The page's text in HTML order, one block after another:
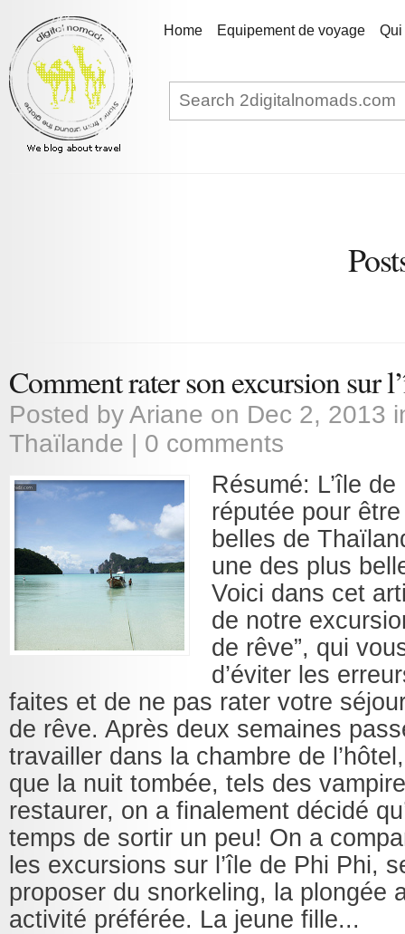
Home Equipement de voyage Qui
Comment rater son excursion sur
Posted byAriane on Dec 2, 2013
Thaïlande | 0 comments
Résumé: L’île
réputée pour
belles de
une des plus
Voici dans cet
de notre
de rêve”, qui
d’éviter les
faites et de ne pas rater votre
de rêve. Après deux semaines
travailler dans la chambre de
que la nuit tombée, tels des
restaurer, on a finalement décidé
temps de sortir un peu! On a
les excursions sur l’île de Phi Phi,
proposer du snorkeling, la plongée
activité préférée. La jeune fille...